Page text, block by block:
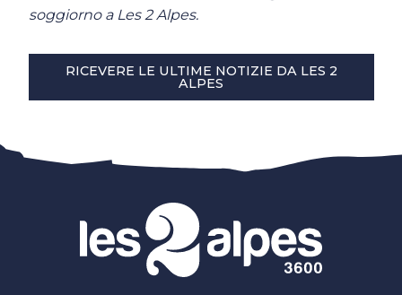
soggiorno a Les 2 Alpes.
RICEVERE LE ULTIME NOTIZIE DA LES 2
ALPES